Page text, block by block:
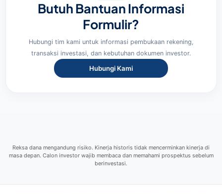
Butuh Bantuan Informasi
Formulir?
Hubungi tim kami untuk informasi pembukaan rekening,
transaksi investasi, dan kebutuhan dokumen investor.
Hubungi Kami
Reksa dana mengandung risiko. Kinerja historis tidak mencerminkan kinerja di
masa depan. Calon investor wajib membaca dan memahami prospektus sebelum
berinvestasi.